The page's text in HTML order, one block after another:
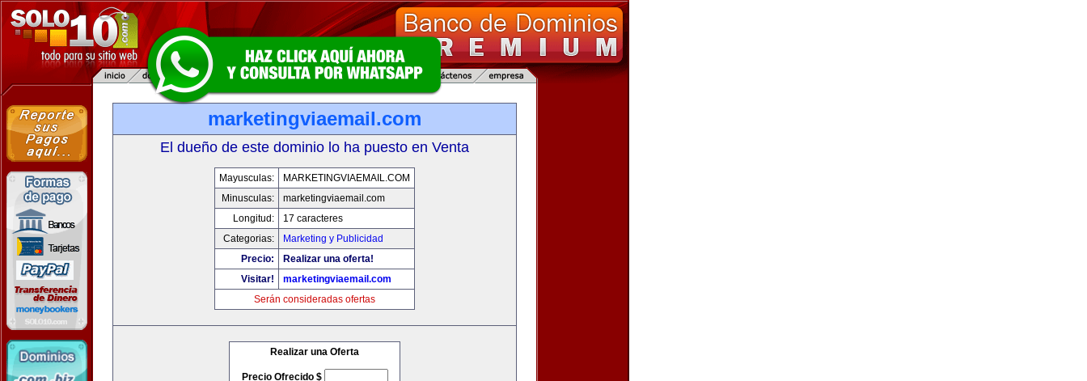
marketingviaemail.com
El dueño de este dominio lo ha puesto en Venta
Mayusculas:
MARKETINGVIAEMAIL.COM
Minusculas:
marketingviaemail.com
Longitud:
17 caracteres
Categorias:
Marketing y Publicidad
Precio:
Realizar una oferta!
Visitar!
marketingviaemail.com
Serán consideradas ofertas
Realizar una Oferta
Precio Ofrecido $